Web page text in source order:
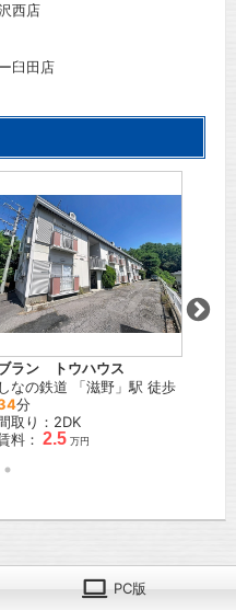
西店
臼田店
ラン トウハウス
しなの鉄道 「滋野 」駅 徒歩
分
取り：2DK
料： 2.5 万円
PC版